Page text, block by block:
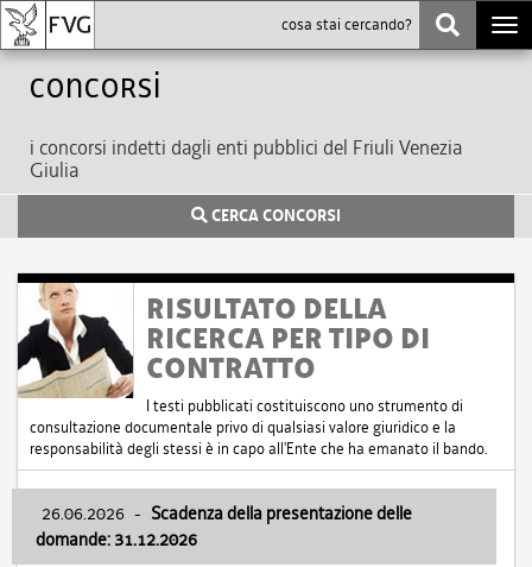
Concorsi
i concorsi indetti dagli enti pubblici del Friuli Venezia
Giulia
CERCA CONCORSI
RISULTATO DELLA
RICERCA PER TIPO DI
CONTRATTO
I testi pubblicati costituiscono uno strumento di
consultazione documentale privo di qualsiasi valore giuridico e la
responsabilità degli stessi è in capo all'Ente che ha emanato il bando.
26.06.2026 - Scadenza della presentazione delle
domande: 31.12.2026